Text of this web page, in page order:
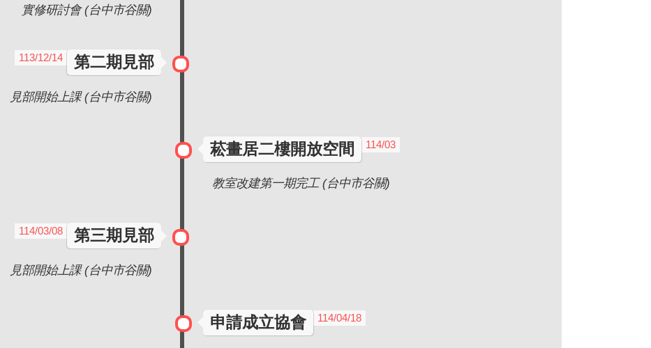
實修研討會 (台中市谷關)
第二期見部
113/12/14
見部開始上課 (台中市谷關)
菘畫居二樓開放空間 114/03
教室改建第一期完工 (台中市谷關)
第三期見部
114/03/08
見部開始上課 (台中市谷關)
申請成立協會 114/04/18